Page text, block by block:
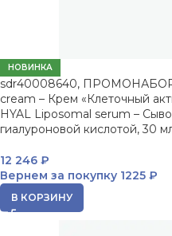
НОВИНКА
sdr40008640, ПРОМОНАБОР:
cream – Крем «Клеточный
HYAL Liposomal serum –
гиалуроновой кислотой, 30
12 246 ₽
Вернем за покупку 1225 ₽
В КОРЗИНУ